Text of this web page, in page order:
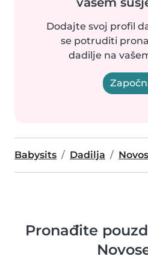
Dodajte svoj profil
se potruditi
dadilje na
Babysits Dadilja
Pronađite